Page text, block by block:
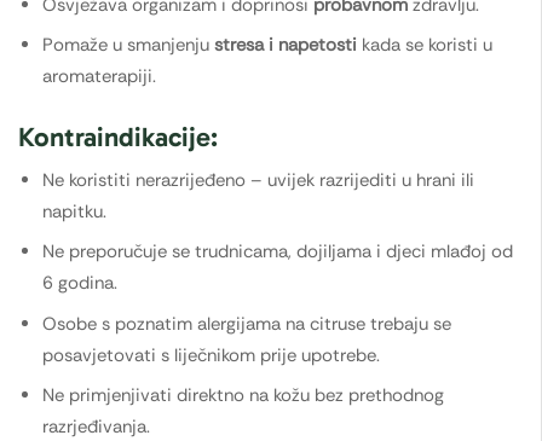
Osvježava organizam i doprinosi probavnom zdravlju.
Pomaže u smanjenju stresa i napetosti kada se koristi u
aromaterapiji.
Kontraindikacije:
Ne koristiti nerazrijeđeno – uvijek razrijediti u hrani ili
napitku.
Ne preporučuje se trudnicama, dojiljama i djeci mlađoj od
6 godina.
Osobe s poznatim alergijama na citruse trebaju se
posavjetovati s liječnikom prije upotrebe.
Ne primjenjivati direktno na kožu bez prethodnog
razrjeđivanja.